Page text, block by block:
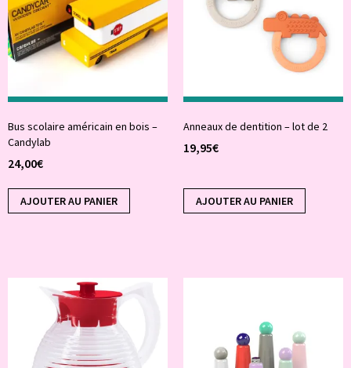
Bus scolaire américain en bois –
Candylab
24,00€
AJOUTER AU PANIER
Anneaux de dentition – lot de 2
19,95€
AJOUTER AU PANIER